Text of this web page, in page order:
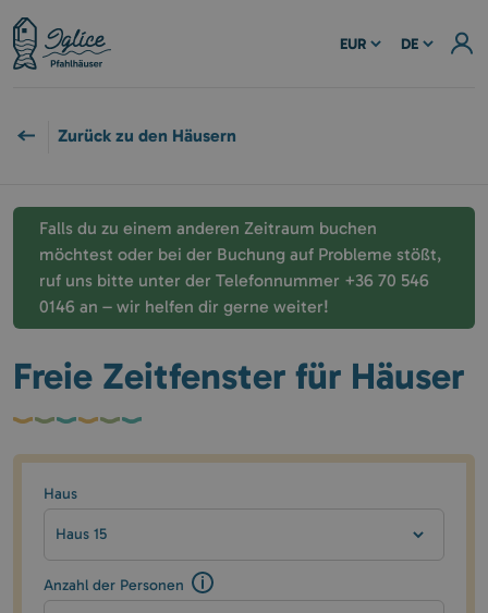
EUR DE
Zurück zu den Häusern
Falls du zu einem anderen Zeitraum buchen
möchtest oder bei der Buchung auf Probleme stößt,
ruf uns bitte unter der Telefonnummer +36 70 546
0146 an – wir helfen dir gerne weiter!
Freie Zeitfenster für Häuser
Haus
Haus 15
Anzahl der Personen